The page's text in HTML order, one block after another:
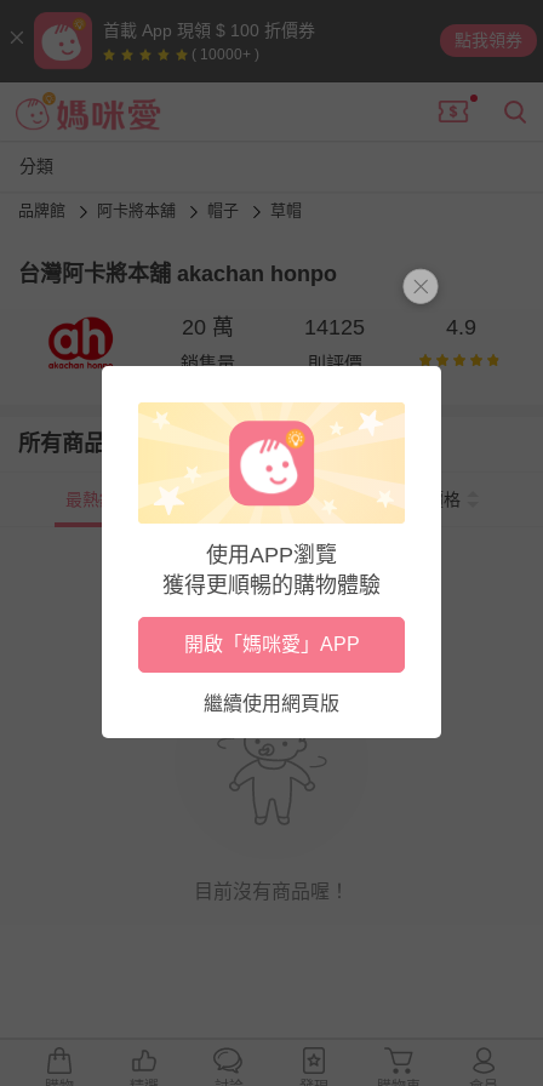
首載 App 現領 $ 100 折價券
( 10000+ )
點我領券
分類
品牌館 阿卡將本舖 帽子 草帽
台灣阿卡將本舖 akachan honpo
20 萬
銷售量
14125
則評價
4.9
所有商品
最熱銷 新上市 價格
目前沒有商品喔！
使用APP瀏覽
獲得更順暢的購物體驗
開啟「媽咪愛」APP
繼續使用網頁版